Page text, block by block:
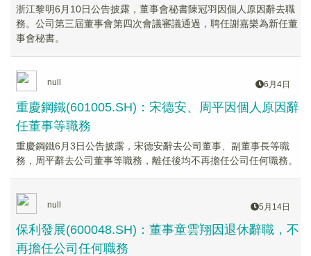
浙江黎明6月10日公告披露，董事會秘書陳冠羽因個人原因辭去職
務。公司第三屆董事會第四次會議審議通過，聘任謝嘉樂為新任董
事會秘書。
null 6月4日
重慶鋼鐵(601005.SH)：宋德安、周平因個人原因辭
任董事等職務
重慶鋼鐵6月3日公告披露，宋德安辭去公司董事、副董事長等職
務，周平辭去公司董事等職務，離任後均不再擔任公司任何職務。
null 5月14日
保利發展(600048.SH)：董事童雲翔因退休辭職，不
再擔任公司任何職務